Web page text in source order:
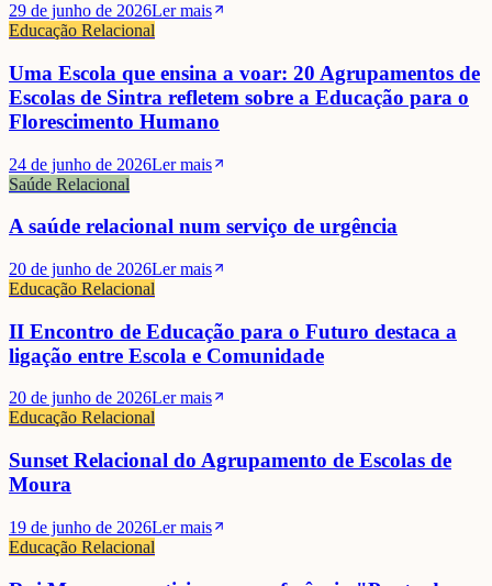
29 de junho de 2026Ler mais
Educação Relacional
Uma Escola que ensina a voar: 20 Agrupamentos de
Escolas de Sintra refletem sobre a Educação para o
Florescimento Humano
24 de junho de 2026Ler mais
Saúde Relacional
A saúde relacional num serviço de urgência
20 de junho de 2026Ler mais
Educação Relacional
II Encontro de Educação para o Futuro destaca a
ligação entre Escola e Comunidade
20 de junho de 2026Ler mais
Educação Relacional
Sunset Relacional do Agrupamento de Escolas de
Moura
19 de junho de 2026Ler mais
Educação Relacional